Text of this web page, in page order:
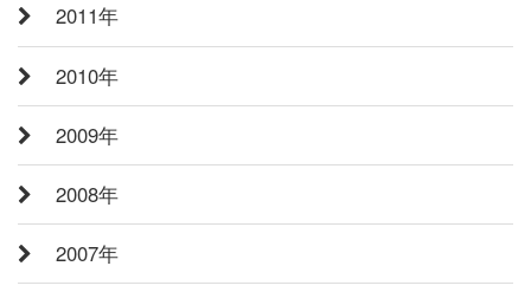
2011年
2010年
2009年
2008年
2007年